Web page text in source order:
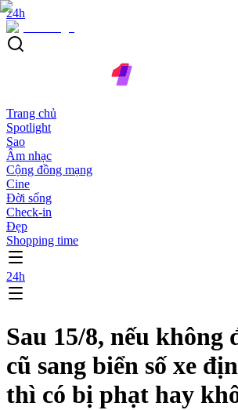
24h
Trang chủ
Spotlight
Sao
Âm nhạc
Cộng đồng mạng
Cine
Đời sống
Check-in
Đẹp
Shopping time
24h
Sau 15/8, nếu không
cũ sang biển số xe
thì có bị phạt hay